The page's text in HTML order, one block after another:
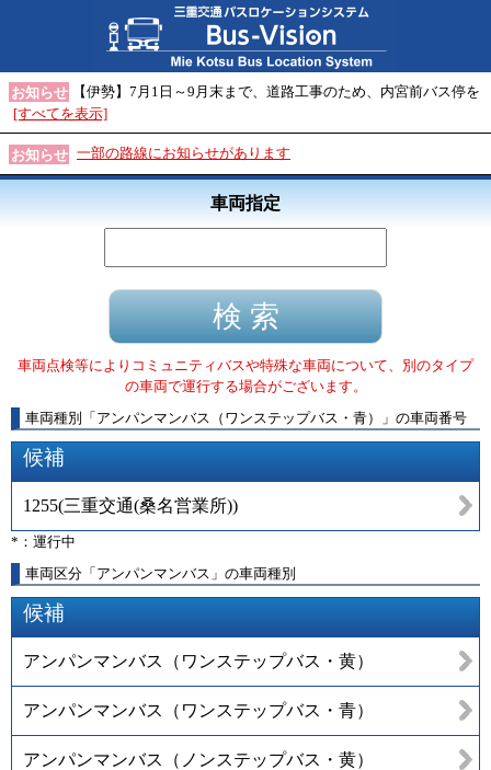
お知らせ
【伊勢】7月1日～9月末まで、道路工事のため、内宮前バス停を
[すべてを表示]
お知らせ 一部の路線にお知らせがあります
車両指定
車両点検等によりコミュニティバスや特殊な車両について、別のタイプ
の車両で運行する場合がございます。
車両種別
「 アンパンマンバス（ワンステップバス・青） 」 の車両番号
候補
1255(三重交通(桑名営業所))
*：運行中
車両区分「アンパンマンバス」の車両種別
候補
アンパンマンバス（ワンステップバス・黄）
アンパンマンバス（ワンステップバス・青）
アンパンマンバス（ノンステップバス・黄）